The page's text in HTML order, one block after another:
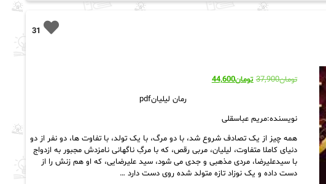
31
تومان37,900 قیمت
تومان44,600قیمت
رمان لیلیانpdf
نویسنده:مریم عباسقلی
همه چیز از یک تصادف شروع شد، با دو مرگ، با یک تولد، با تفاوت ها، دو نفر از دو
دنیای کاملا متفاوت، لیلیان، مربی رقص، که با مرگِ ناگهانی نامزدش مجبور به ازدواج
با سیدعلیرضا، مردی مذهبی و جدی می‌ شود، سید علیرضایی، که او هم زنش را از
دست داده و یک نوزاد تازه متولد شده روی دست دارد …